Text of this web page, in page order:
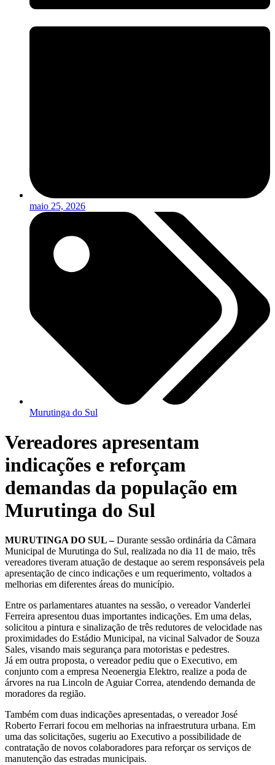
maio 25, 2026
Murutinga do Sul
Vereadores apresentam
indicações e reforçam
demandas da população em
Murutinga do Sul
MURUTINGA DO SUL –Durante sessão ordinária da Câmara
Municipal de Murutinga do Sul, realizada no dia 11 de maio, três
vereadores tiveram atuação de destaque ao serem responsáveis pela
apresentação de cinco indicações e um requerimento, voltados a
melhorias em diferentes áreas do município.
Entre os parlamentares atuantes na sessão, o vereador Vanderlei
Ferreira apresentou duas importantes indicações. Em uma delas,
solicitou a pintura e sinalização de três redutores de velocidade nas
proximidades do Estádio Municipal, na vicinal Salvador de Souza
Sales, visando mais segurança para motoristas e pedestres.
Já em outra proposta, o vereador pediu que o Executivo, em
conjunto com a empresa Neoenergia Elektro, realize a poda de
árvores na rua Lincoln de Aguiar Correa, atendendo demanda de
moradores da região.
Também com duas indicações apresentadas, o vereador José
Roberto Ferrari focou em melhorias na infraestrutura urbana. Em
uma das solicitações, sugeriu ao Executivo a possibilidade de
contratação de novos colaboradores para reforçar os serviços de
manutenção das estradas municipais.